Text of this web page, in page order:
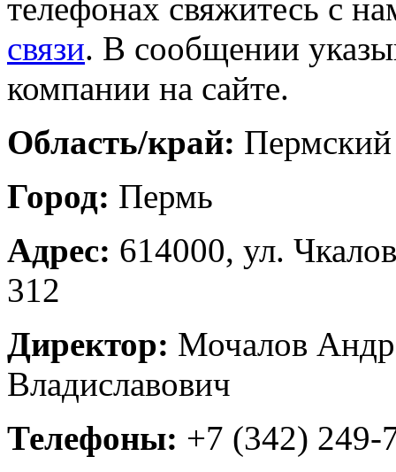
телефонах свяжитесь с
связи. В сообщении
компании на сайте.
Область/край:
Город: Пермь
Адрес: 614000, ул.
312
Директор: Мочалов
Владиславович
Телефоны: +7 (342) 249-